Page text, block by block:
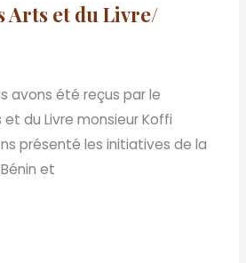
Arts et du Livre/
avons été reçus par le
du Livre monsieur Koffi
présenté les initiatives de la
et